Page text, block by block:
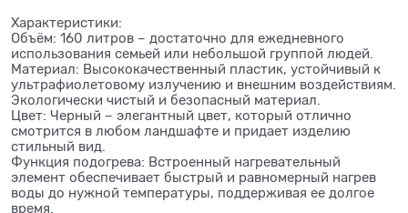
Характеристики:
Объём: 160 литров – достаточно для ежедневного
использования семьей или небольшой группой людей.
Материал: Высококачественный пластик, устойчивый к
ультрафиолетовому излучению и внешним воздействиям.
Экологически чистый и безопасный материал.
Цвет: Черный – элегантный цвет, который отлично
смотрится в любом ландшафте и придает изделию
стильный вид.
Функция подогрева: Встроенный нагревательный
элемент обеспечивает быстрый и равномерный нагрев
воды до нужной температуры, поддерживая ее долгое
время.